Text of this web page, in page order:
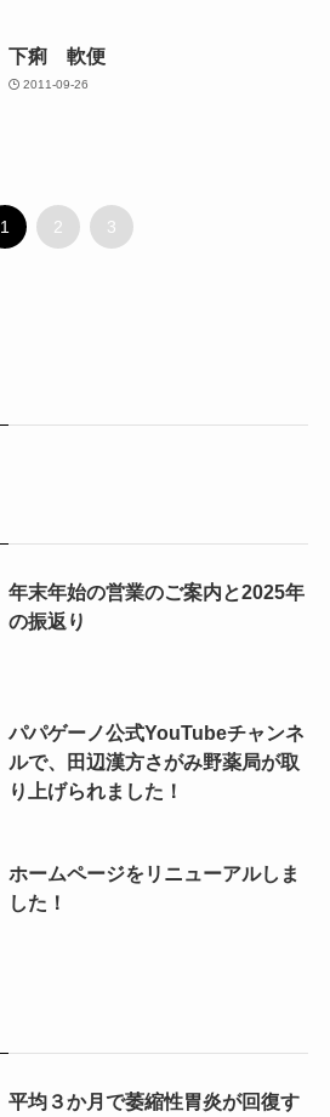
下痢 軟便
2011-09-26
1 2 3
年末年始の営業のご案内と2025年
の振返り
パパゲーノ公式YouTubeチャンネ
ルで、田辺漢方さがみ野薬局が取
り上げられました！
ホームページをリニューアルしま
した！
平均３か月で萎縮性胃炎が回復す